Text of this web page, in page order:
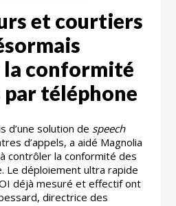
et courtiers
la conformité
par téléphone
d’une solution de speech
d’appels, a aidé Magnolia
contrôler la conformité des
Le déploiement ultra rapide
déjà mesuré et effectif ont
directrice des